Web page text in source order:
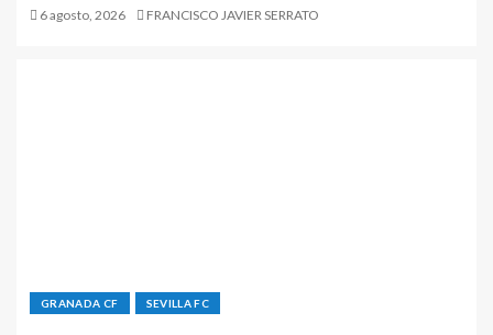
6 agosto, 2026 FRANCISCO JAVIER SERRATO
GRANADA CF SEVILLA FC